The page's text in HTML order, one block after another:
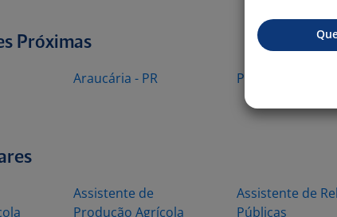
Próximas
Araucária - PR Pinhais - PR
Assistente de
Produção Agrícola
Assistente de
Públicas